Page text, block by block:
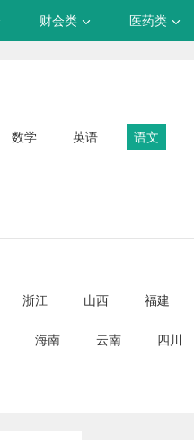
财会类 医药类
数学 英语 语文
浙江 山西 福建
海南 云南 四川